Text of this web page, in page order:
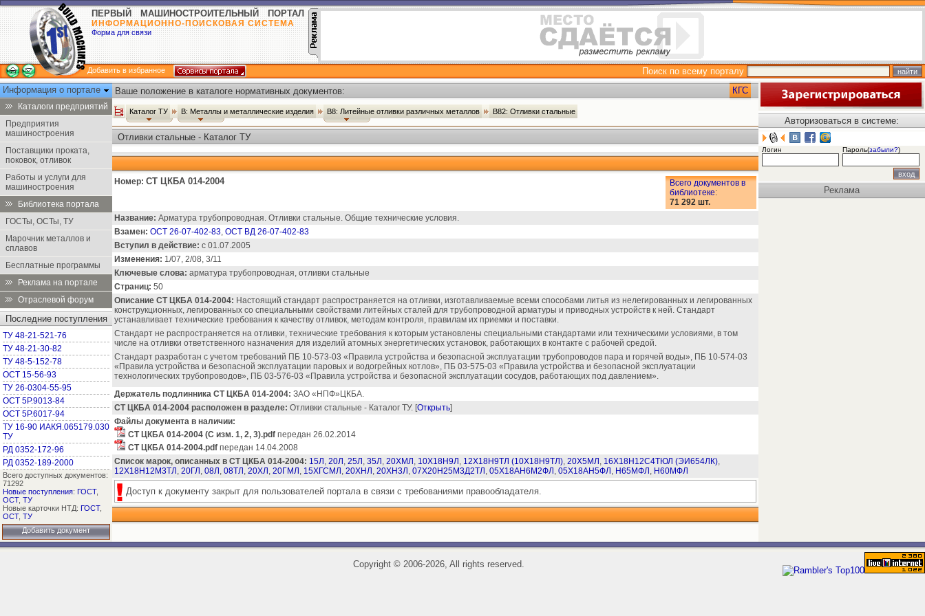
ПЕРВЫЙ МАШИНОСТРОИТЕЛЬНЫЙ ПОРТАЛ
ИНФОРМАЦИОННО-ПОИСКОВАЯ СИСТЕМА
Форма для связи
Добавить в избранное
Поиск по всему порталу
Информация о портале
Каталоги предприятий
Предприятия
машиностроения
Поставщики проката,
поковок, отливок
Работы и услуги для
машиностроения
Библиотека портала
ГОСТы, ОСТы, ТУ
Марочник металлов и
сплавов
Бесплатные программы
Реклама на портале
Отраслевой форум
Последние поступления
ТУ 48-21-521-76
ТУ 48-21-30-82
ТУ 48-5-152-78
ОСТ 15-56-93
ТУ 26-0304-55-95
ОСТ 5Р.9013-84
ОСТ 5Р.6017-94
ТУ 16-90 ИАКЯ.065179.030
ТУ
РД 0352-172-96
РД 0352-189-2000
Всего доступных документов:
71292
Новые поступления: ГОСТ,
ОСТ, ТУ
Новые карточки НТД: ГОСТ,
ОСТ, ТУ
Добавить документ
Ваше положение в каталоге нормативных документов: КГС
Каталог ТУ В: Металлы и металлические изделия В8: Литейные отливки различных металлов В82: Отливки стальные
Отливки стальные - Каталог ТУ
Номер: СТ ЦКБА 014-2004
Всего документов в
библиотеке:
71 292 шт.
Название: Арматура трубопроводная. Отливки стальные. Общие технические условия.
Взамен: ОСТ 26-07-402-83, ОСТ ВД 26-07-402-83
Вступил в действие: с 01.07.2005
Изменения: 1/07, 2/08, 3/11
Ключевые слова: арматура трубопроводная, отливки стальные
Страниц: 50
Описание СТ ЦКБА 014-2004: Настоящий стандарт распространяется на отливки, изготавливаемые всеми способами литья из нелегированных и легированных
конструкционных, легированных со специальными свойствами литейных сталей для трубопроводной арматуры и приводных устройств к ней. Стандарт
устанавливает технические требования к качеству отливок, методам контроля, правилам их приемки и поставки.
Стандарт не распространяется на отливки, технические требования к которым установлены специальными стандартами или техническими условиями, в том
числе на отливки ответственного назначения для изделий атомных энергетических установок, работающих в контакте с рабочей средой.
Стандарт разработан с учетом требований ПБ 10-573-03 «Правила устройства и безопасной эксплуатации трубопроводов пара и горячей воды», ПБ 10-574-03
«Правила устройства и безопасной эксплуатации паровых и водогрейных котлов», ПБ 03-575-03 «Правила устройства и безопасной эксплуатации
технологических трубопроводов», ПБ 03-576-03 «Правила устройства и безопасной эксплуатации сосудов, работающих под давлением».
Держатель подлинника СТ ЦКБА 014-2004: ЗАО «НПФ»ЦКБА.
СТ ЦКБА 014-2004 расположен в разделе: Отливки стальные - Каталог ТУ. [Открыть]
Файлы документа в наличии:
СТ ЦКБА 014-2004 (С изм. 1, 2, 3).pdf передан 26.02.2014
СТ ЦКБА 014-2004.pdf передан 14.04.2008
Список марок, описанных в СТ ЦКБА 014-2004: 15Л , 20Л , 25Л , 35Л , 20ХМЛ , 10Х18Н9Л , 12Х18Н9ТЛ (10Х18Н9ТЛ), 20Х5МЛ , 16Х18Н12С4ТЮЛ (ЭИ654ЛК),
12Х18Н12М3ТЛ , 20ГЛ , 08Л , 08ТЛ , 20ХЛ , 20ГМЛ , 15ХГСМЛ , 20ХНЛ , 20ХН3Л , 07Х20Н25М3Д2ТЛ , 05Х18АН6М2ФЛ , 05Х18АН5ФЛ , Н65МФЛ , Н60МФЛ
Доступ к документу закрыт для пользователей портала в связи с требованиями правообладателя.
Авторизоваться в системе:
Логин Пароль(забыли?)
Реклама
Copyright ©2006-2026, All rights reserved.